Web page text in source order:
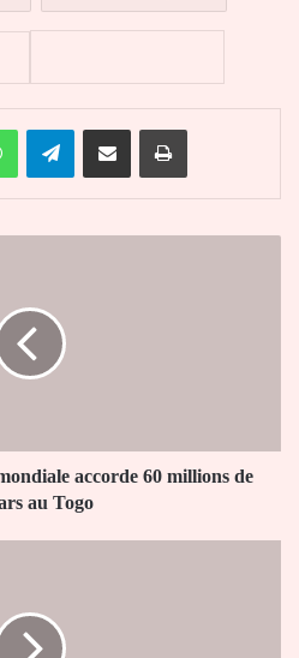
WhatsAppTelegramPartager par email Imprimer
accorde 60 millions de
au Togo